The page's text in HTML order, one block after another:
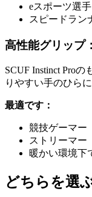
eスポーツ選手
スピードラン
高性能グリップ
SCUF Instinct Pro
りやすい手のひら
最適です：
競技ゲーマー
ストリーマー
暖かい環境下
どちらを選